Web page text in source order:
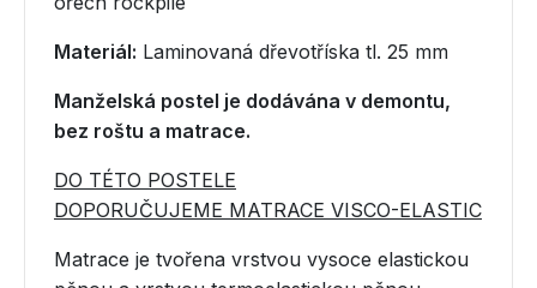
Materiál: Laminovaná dřevotříska tl. 25 mm
Manželská postel je dodávána v demontu,
bez roštu a matrace.
DO TÉTO POSTELE
DOPORUČUJEME MATRACE VISCO-ELASTIC
Matrace je tvořena vrstvou vysoce elastickou